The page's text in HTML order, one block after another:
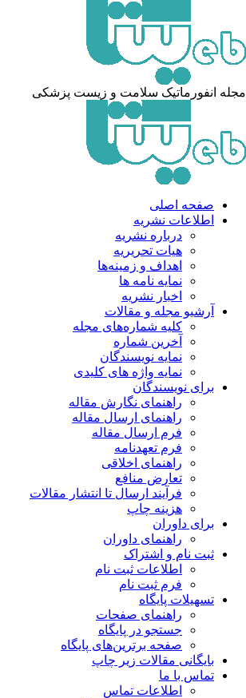
مجله انفورماتیک سلامت و زیست پزشکی
صفحه اصلی
اطلاعات نشریه
درباره نشریه
هیات تحریریه
اهداف و زمینه‌ها
نمایه نامه ها
اخبار نشریه
آرشیو مجله و مقالات
کلیه شماره‌های مجله
آخرین شماره
نمایه نویسندگان
نمایه واژه های کلیدی
برای نویسندگان
راهنمای نگارش مقاله
راهنمای ارسال مقاله
فرم ارسال مقاله
فرم تعهدنامه
راهنمای اخلاقی
تعارض منافع
فرآیند ارسال تا انتشار مقالات
هزینه چاپ
برای داوران
راهنمای داوران
ثبت نام و اشتراک
اطلاعات ثبت نام
فرم ثبت نام
تسهیلات پایگاه
راهنمای صفحات
جستجو در پایگاه
صفحه برترین‌های پایگاه
بایگانی مقالات زیر چاپ
تماس با ما
اطلاعات تماس